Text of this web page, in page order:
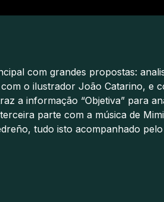
com grandes propostas:
o ilustrador João Catarino, e
a informação “Objetiva” para
parte com a música de
tudo isto acompanhado